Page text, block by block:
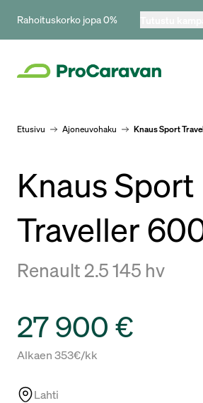
Rahoituskorko jopa 0%
Etusivu Ajoneuvohaku Knaus Sport
Knaus Sport
Traveller
Renault 2.5 145 hv
Hinta
27 900 €
Rahoitus
Alkaen 353€/kk
Lahti